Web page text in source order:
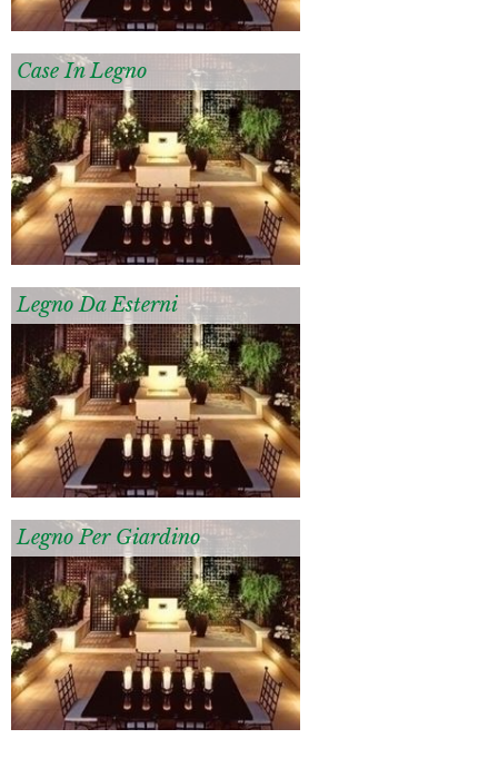
Case In Legno
Legno Da Esterni
Legno Per Giardino